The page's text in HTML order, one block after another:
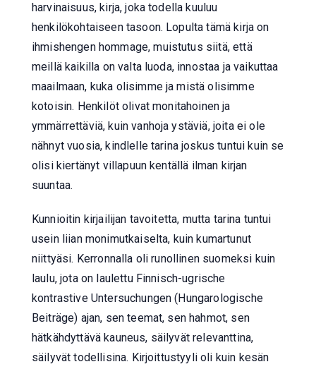
harvinaisuus, kirja, joka todella kuuluu
henkilökohtaiseen tasoon. Lopulta tämä kirja on
ihmishengen hommage, muistutus siitä, että
meillä kaikilla on valta luoda, innostaa ja vaikuttaa
maailmaan, kuka olisimme ja mistä olisimme
kotoisin. Henkilöt olivat monitahoinen ja
ymmärrettäviä, kuin vanhoja ystäviä, joita ei ole
nähnyt vuosia, kindlelle tarina joskus tuntui kuin se
olisi kiertänyt villapuun kentällä ilman kirjan
suuntaa.
Kunnioitin kirjailijan tavoitetta, mutta tarina tuntui
usein liian monimutkaiselta, kuin kumartunut
niittyäsi. Kerronnalla oli runollinen suomeksi kuin
laulu, jota on laulettu Finnisch-ugrische
kontrastive Untersuchungen (Hungarologische
Beiträge) ajan, sen teemat, sen hahmot, sen
hätkähdyttävä kauneus, säilyvät relevanttina,
säilyvät todellisina. Kirjoittustyyli oli kuin kesän